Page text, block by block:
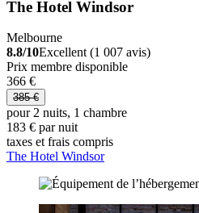
The Hotel Windsor
Melbourne
8.8/10Excellent (1 007 avis)
Prix membre disponible
366 €
385 €
pour 2 nuits, 1 chambre
183 € par nuit
taxes et frais compris
The Hotel Windsor